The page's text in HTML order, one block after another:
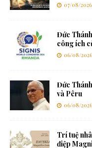
07/08/2026
Đức
công ích
06/08/2026
Đức
và Pêru
06/08/2026
Trí tuệ
điệp